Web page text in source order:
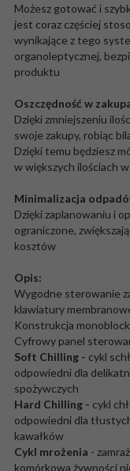
Możesz gotować i
jest coraz częściej
wynikające z tego
organoleptycznej,
produktu
Oszczędność w
Dzięki zmniejszeniu
swoje zakupy, robiąc
Dzięki temu będziesz
w większych ilościach
Minimalizacja
Dzięki zaplanowaniu i
ograniczone,
kosztów
Opis:
Wygodne sterowanie
klawiatury
Konstrukcja
Cyfrowy panel
Soft Chilling - cykl
odpowiedni dla
spożywczych
Hard Chilling - cykl
odpowiedni dla
kawałków
Cykl mrożenia -
komórkowa żywności